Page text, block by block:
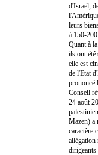
d'Israël,
leurs
à 150-
Quant à
ils ont été
elle est
de l'Etat
prononcé
Conseil
24 août
Mazen) a
caractère
allégation
dirigeants